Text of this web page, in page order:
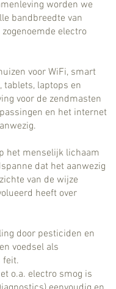
worden we
bandbreedte van
electro
voor WiFi, smart
tablets, laptops en
voor de zendmasten
en het internet
het menselijk lichaam
dat het aanwezig
van de wijze
heeft over
door pesticiden en
voedsel als
feit.
o.a. electro smog is